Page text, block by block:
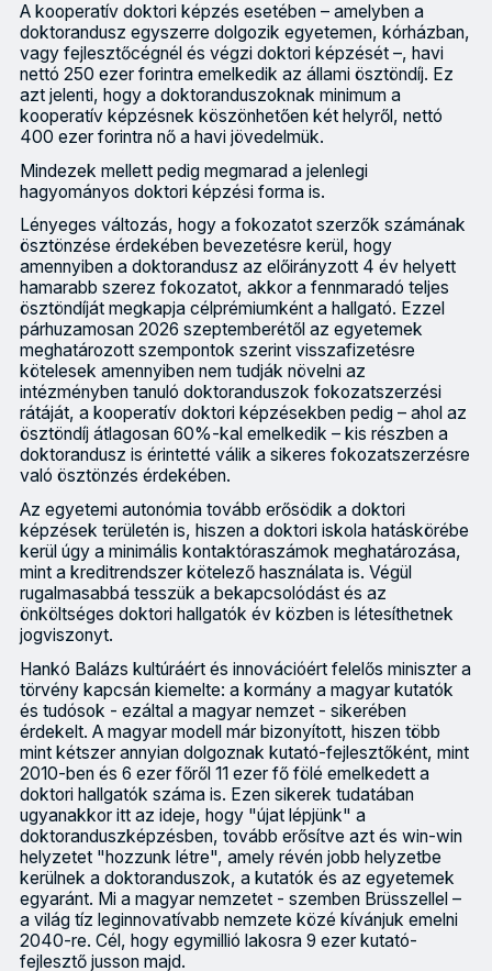
A kooperatív doktori képzés esetében – amelyben a
doktorandusz egyszerre dolgozik egyetemen, kórházban,
vagy fejlesztőcégnél és végzi doktori képzését –, havi
nettó 250 ezer forintra emelkedik az állami ösztöndíj. Ez
azt jelenti, hogy a doktoranduszoknak minimum a
kooperatív képzésnek köszönhetően két helyről, nettó
400 ezer forintra nő a havi jövedelmük.
Mindezek mellett pedig megmarad a jelenlegi
hagyományos doktori képzési forma is.
Lényeges változás, hogy a fokozatot szerzők számának
ösztönzése érdekében bevezetésre kerül, hogy
amennyiben a doktorandusz az előirányzott 4 év helyett
hamarabb szerez fokozatot, akkor a fennmaradó teljes
ösztöndíját megkapja célprémiumként a hallgató. Ezzel
párhuzamosan 2026 szeptemberétől az egyetemek
meghatározott szempontok szerint visszafizetésre
kötelesek amennyiben nem tudják növelni az
intézményben tanuló doktoranduszok fokozatszerzési
rátáját, a kooperatív doktori képzésekben pedig – ahol az
ösztöndíj átlagosan 60%-kal emelkedik – kis részben a
doktorandusz is érintetté válik a sikeres fokozatszerzésre
való ösztönzés érdekében.
Az egyetemi autonómia tovább erősödik a doktori
képzések területén is, hiszen a doktori iskola hatáskörébe
kerül úgy a minimális kontaktóraszámok meghatározása,
mint a kreditrendszer kötelező használata is. Végül
rugalmasabbá tesszük a bekapcsolódást és az
önköltséges doktori hallgatók év közben is létesíthetnek
jogviszonyt.
Hankó Balázs kultúráért és innovációért felelős miniszter a
törvény kapcsán kiemelte: a kormány a magyar kutatók
és tudósok - ezáltal a magyar nemzet - sikerében
érdekelt. A magyar modell már bizonyított, hiszen több
mint kétszer annyian dolgoznak kutató-fejlesztőként, mint
2010-ben és 6 ezer főről 11 ezer fő fölé emelkedett a
doktori hallgatók száma is. Ezen sikerek tudatában
ugyanakkor itt az ideje, hogy "újat lépjünk" a
doktoranduszképzésben, tovább erősítve azt és win-win
helyzetet "hozzunk létre", amely révén jobb helyzetbe
kerülnek a doktoranduszok, a kutatók és az egyetemek
egyaránt. Mi a magyar nemzetet - szemben Brüsszellel –
a világ tíz leginnovatívabb nemzete közé kívánjuk emelni
2040-re. Cél, hogy egymillió lakosra 9 ezer kutató-
fejlesztő jusson majd.